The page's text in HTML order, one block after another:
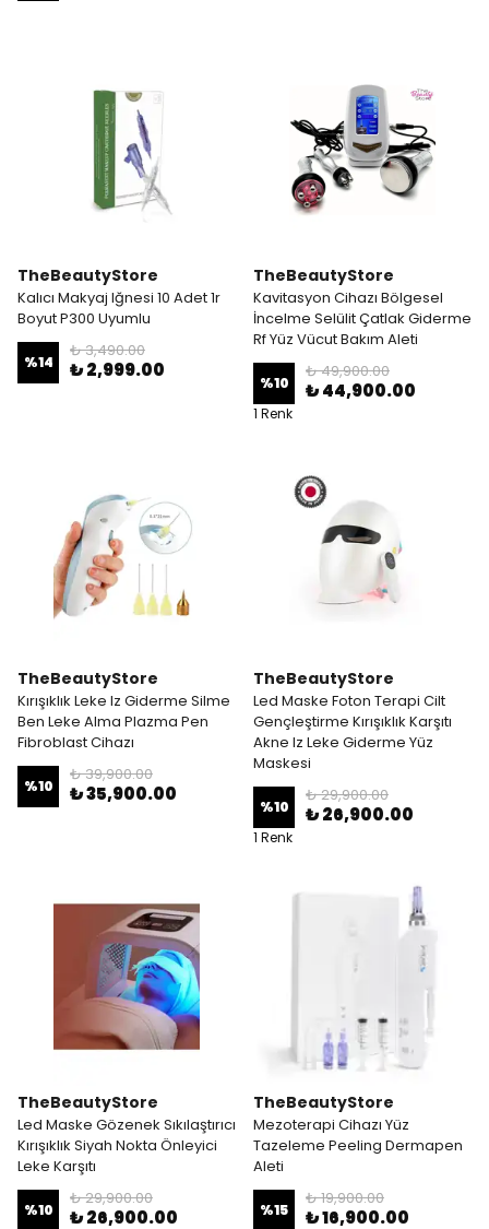
TheBeautyStore
Kalıcı Makyaj Iğnesi 10 Adet 1r
Boyut P300 Uyumlu
%14
₺ 3,490.00
₺ 2,999.00
TheBeautyStore
Kavitasyon Cihazı Bölgesel
İncelme Selülit Çatlak Giderme
Rf Yüz Vücut Bakım Aleti
%10
₺ 49,900.00
₺ 44,900.00
1 Renk
TheBeautyStore
Kırışıklık Leke Iz Giderme Silme
Ben Leke Alma Plazma Pen
Fibroblast Cihazı
%10
₺ 39,900.00
₺ 35,900.00
TheBeautyStore
Led Maske Foton Terapi Cilt
Gençleştirme Kırışıklık Karşıtı
Akne Iz Leke Giderme Yüz
Maskesi
%10
₺ 29,900.00
₺ 26,900.00
1 Renk
TheBeautyStore
Led Maske Gözenek Sıkılaştırıcı
Kırışıklık Siyah Nokta Önleyici
Leke Karşıtı
%10
₺ 29,900.00
₺ 26,900.00
TheBeautyStore
Mezoterapi Cihazı Yüz
Tazeleme Peeling Dermapen
Aleti
%15
₺ 19,900.00
₺ 16,900.00